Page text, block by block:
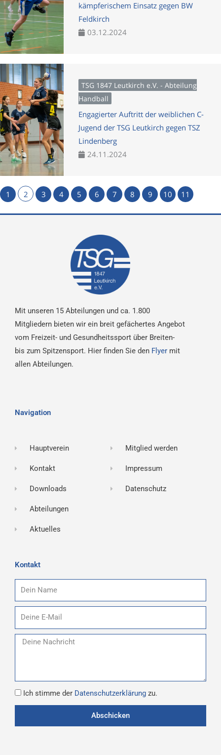
kämpferischem Einsatz gegen BW
Feldkirch
03.12.2024
TSG 1847 Leutkirch e.V. - Abteilung
Handball
Engagierter Auftritt der weiblichen C-
Jugend der TSG Leutkirch gegen TSZ
Lindenberg
24.11.2024
1 2 3 4 5 6 7 8 9 10 11
Mit unseren 15 Abteilungen und ca. 1.800
Mitgliedern bieten wir ein breit gefächertes Angebot
vom Freizeit- und Gesundheitssport über Breiten-
bis zum Spitzensport. Hier finden Sie den Flyer mit
allen Abteilungen.
Navigation
Hauptverein
Kontakt
Downloads
Abteilungen
Aktuelles
Mitglied werden
Impressum
Datenschutz
Kontakt
Nachricht
Datenschutz
Ich stimme der Datenschutzerklärung zu.
Abschicken